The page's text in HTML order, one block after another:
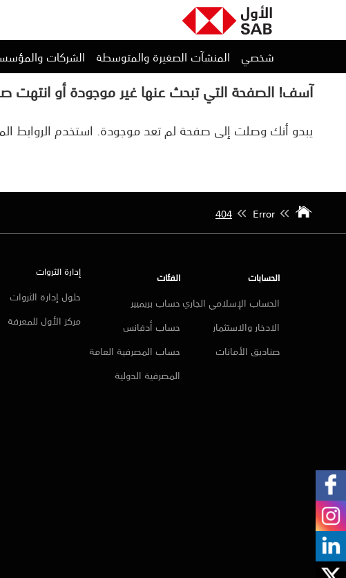
شخصي المنشآت الصغيرة والمتوسطة الشركات
آسف! الصفحة التي تبحث عنها غير موجودة أو انتهت
يبدو أنك وصلت إلى صفحة لم تعد موجودة. استخدم الروابط
Error
404
الحسابات
الحساب الإسلامي الجاري
الادخار والاستثمار
صناديق الأمانات
الفئات
حساب بريميير
حساب أدفانس
حساب المصرفية العامة
المصرفية الدولية
إدارة الثروات
حلول إدارة الثروات
مركز الأول للمعرفة